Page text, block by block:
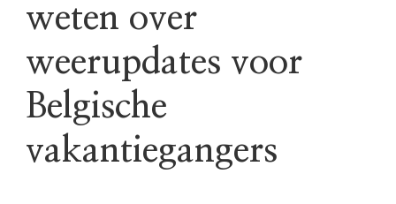
weten over
weerupdates voor
Belgische
vakantiegangers